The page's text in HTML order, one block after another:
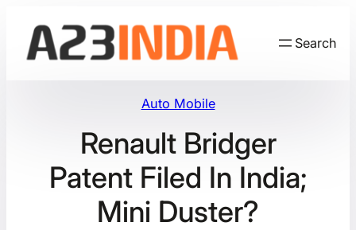
content
Search
Auto Mobile
Renault Bridger
Patent Filed In India;
Mini Duster?